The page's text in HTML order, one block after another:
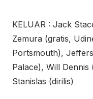
KELUAR : Jack
Zemura (gratis,
Portsmouth),
Palace), Will
Stanislas (dirilis)